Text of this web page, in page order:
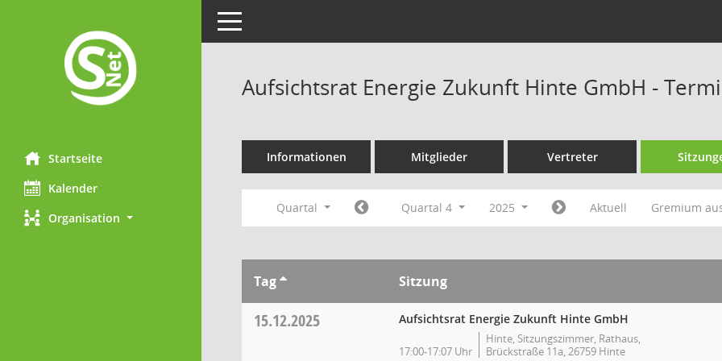
Startseite
Kalender
Organisation
Toggle navigation
Aufsichtsrat Energie Zukunft Hinte GmbH -
Informationen Mitglieder Vertreter
Quartal Quartal 4 2025 Aktuell Gremium
Tag Sitzung
15.12.2025 Aufsichtsrat Energie Zukunft Hinte GmbH
17:00-17:07 Uhr
Hinte, Sitzungszimmer, Rathaus,
Brückstraße 11a, 26759 Hinte